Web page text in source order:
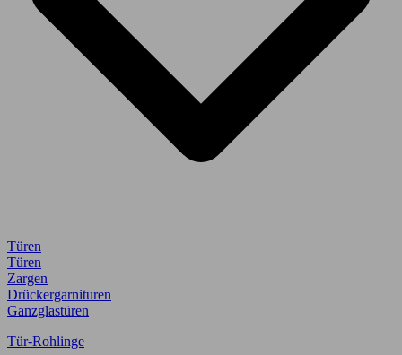
Türen
Türen
Zargen
Drückergarnituren
Ganzglastüren
Tür-Rohlinge